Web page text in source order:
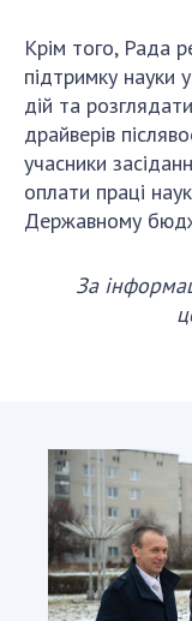
Крім того, Рада
підтримку науки
дій та
драйверів
учасники
оплати праці
Державному
За